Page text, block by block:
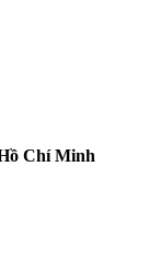
Chí Minh